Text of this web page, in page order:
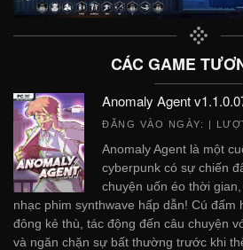
CÁC GAME
Anomaly Agent
ĐĂNG VÀO NGÀY: |
Anomaly Agent là một
cyberpunk có sự chiến
chuyện uốn éo thời
nhạc phim synthwave hấp dẫn! Cú đấm
đông kẻ thù, tác động đến câu chuyện
và ngăn chặn sự bất thường trước khi